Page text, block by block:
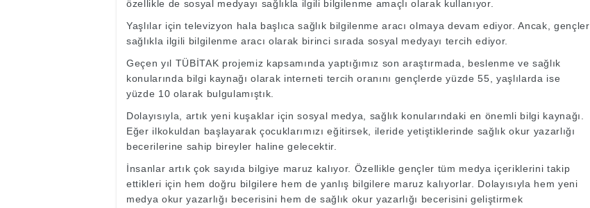
özellikle de sosyal medyayı sağlıkla ilgili bilgilenme amaçlı olarak kullanıyor.
Yaşlılar için televizyon hala başlıca sağlık bilgilenme aracı olmaya devam ediyor. Ancak, gençler
sağlıkla ilgili bilgilenme aracı olarak birinci sırada sosyal medyayı tercih ediyor.
Geçen yıl TÜBİTAK projemiz kapsamında yaptığımız son araştırmada, beslenme ve sağlık
konularında bilgi kaynağı olarak interneti tercih oranını gençlerde yüzde 55, yaşlılarda ise
yüzde 10 olarak bulgulamıştık.
Dolayısıyla, artık yeni kuşaklar için sosyal medya, sağlık konularındaki en önemli bilgi kaynağı.
Eğer ilkokuldan başlayarak çocuklarımızı eğitirsek, ileride yetiştiklerinde sağlık okur yazarlığı
becerilerine sahip bireyler haline gelecektir.
İnsanlar artık çok sayıda bilgiye maruz kalıyor. Özellikle gençler tüm medya içeriklerini takip
ettikleri için hem doğru bilgilere hem de yanlış bilgilere maruz kalıyorlar. Dolayısıyla hem yeni
medya okur yazarlığı becerisini hem de sağlık okur yazarlığı becerisini geliştirmek